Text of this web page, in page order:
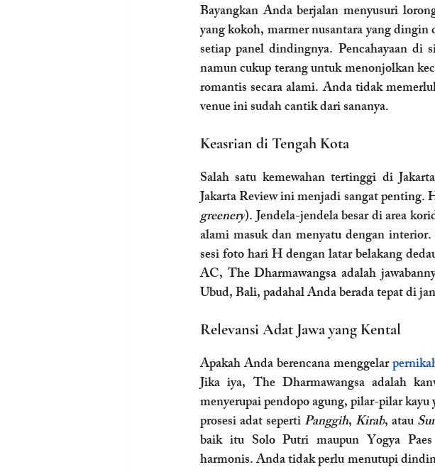
Bayangkan Anda berjalan menyusuri
yang kokoh, marmer nusantara yang
setiap panel dindingnya. Pencahayaan di
namun cukup terang untuk menonjolkan
romantis secara alami. Anda tidak
venue ini sudah cantik dari sananya.
Keasrian di Tengah Kota
Salah satu kemewahan tertinggi di
Jakarta Review ini menjadi sangat
greenery). Jendela-jendela besar di area
alami masuk dan menyatu dengan
sesi foto hari H dengan latar belakang
AC, The Dharmawangsa adalah
Ubud, Bali, padahal Anda berada tepat di
Relevansi Adat Jawa yang Kental
Apakah Anda berencana menggelar
Jika iya, The Dharmawangsa adalah
menyerupai pendopo agung, pilar-pilar
prosesi adat seperti Panggih, Kirab, atau
baik itu Solo Putri maupun Yogya
harmonis. Anda tidak perlu menutupi